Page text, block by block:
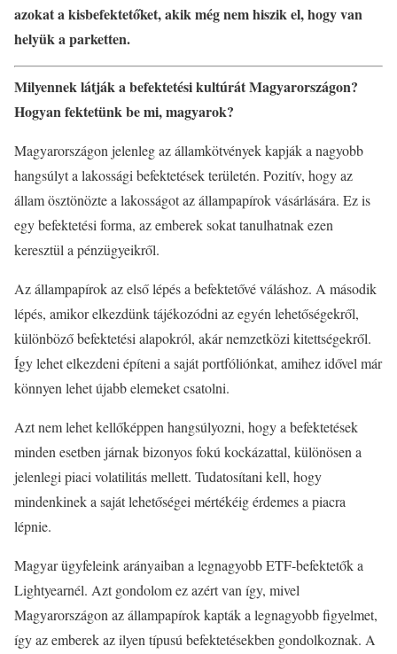
azokat a kisbefektetőket, akik még nem hiszik el, hogy van
helyük a parketten.
Milyennek látják a befektetési kultúrát Magyarországon?
Hogyan fektetünk be mi, magyarok?
Magyarországon jelenleg az államkötvények kapják a nagyobb
hangsúlyt a lakossági befektetések területén. Pozitív, hogy az
állam ösztönözte a lakosságot az állampapírok vásárlására. Ez is
egy befektetési forma, az emberek sokat tanulhatnak ezen
keresztül a pénzügyeikről.
Az állampapírok az első lépés a befektetővé váláshoz. A második
lépés, amikor elkezdünk tájékozódni az egyén lehetőségekről,
különböző befektetési alapokról, akár nemzetközi kitettségekről.
Így lehet elkezdeni építeni a saját portfóliónkat, amihez idővel már
könnyen lehet újabb elemeket csatolni.
Azt nem lehet kellőképpen hangsúlyozni, hogy a befektetések
minden esetben járnak bizonyos fokú kockázattal, különösen a
jelenlegi piaci volatilitás mellett. Tudatosítani kell, hogy
mindenkinek a saját lehetőségei mértékéig érdemes a piacra
lépnie.
Magyar ügyfeleink arányaiban a legnagyobb ETF-befektetők a
Lightyearnél. Azt gondolom ez azért van így, mivel
Magyarországon az állampapírok kapták a legnagyobb figyelmet,
így az emberek az ilyen típusú befektetésekben gondolkoznak. A